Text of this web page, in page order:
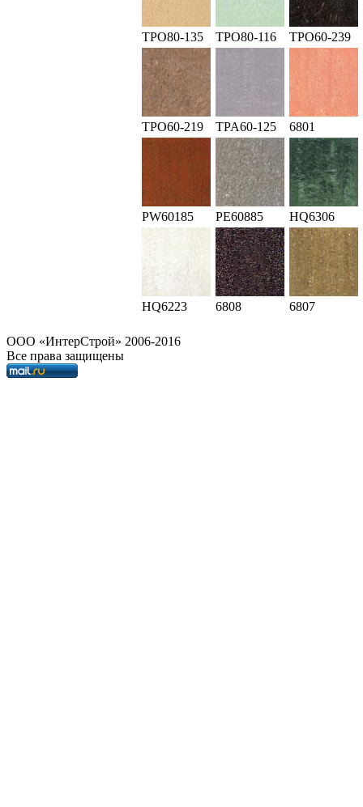
TPO80-135 TPO80-116 TPO60-239
TPO60-219 TPA60-125 6801
PW60185 PE60885 HQ6306
HQ6223 6808 6807
OOO «ИнтерСтрой» 2006-2016
Все права защищены